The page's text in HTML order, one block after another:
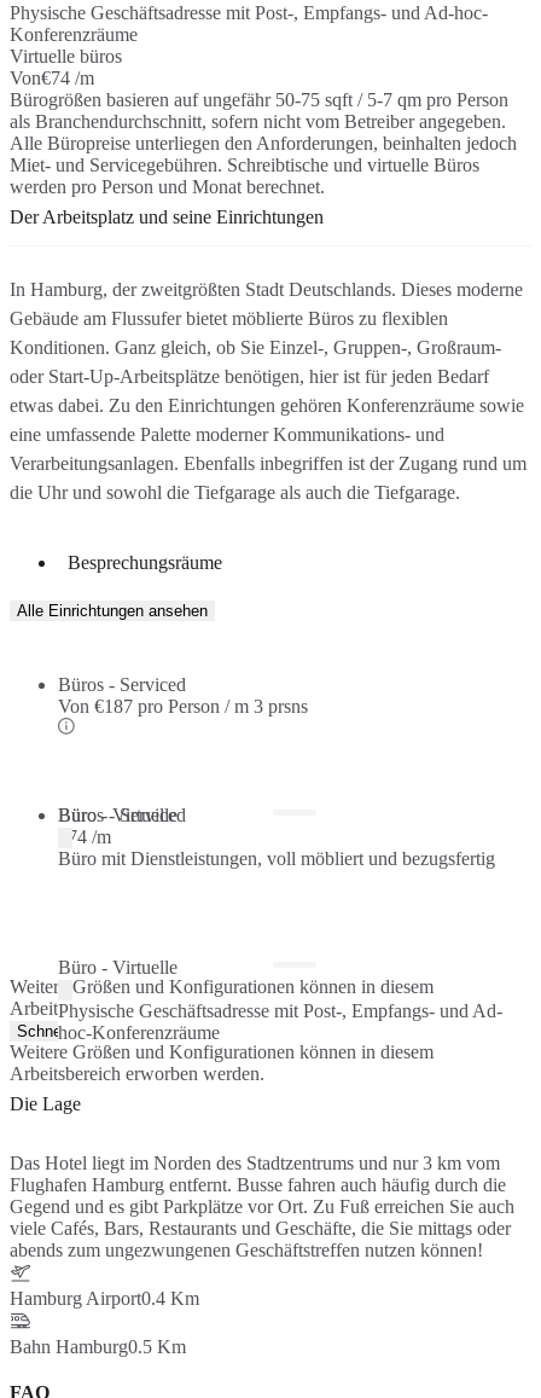
Physische Geschäftsadresse mit Post-, Empfangs- und Ad-hoc-
Konferenzräume
Virtuelle büros
Von€74 /m
Bürogrößen basieren auf ungefähr 50-75 sqft / 5-7 qm pro Person
als Branchendurchschnitt, sofern nicht vom Betreiber angegeben.
Alle Büropreise unterliegen den Anforderungen, beinhalten jedoch
Miet- und Servicegebühren. Schreibtische und virtuelle Büros
werden pro Person und Monat berechnet.
Der Arbeitsplatz und seine Einrichtungen
In Hamburg, der zweitgrößten Stadt Deutschlands. Dieses moderne
Gebäude am Flussufer bietet möblierte Büros zu flexiblen
Konditionen. Ganz gleich, ob Sie Einzel-, Gruppen-, Großraum-
oder Start-Up-Arbeitsplätze benötigen, hier ist für jeden Bedarf
etwas dabei. Zu den Einrichtungen gehören Konferenzräume sowie
eine umfassende Palette moderner Kommunikations- und
Verarbeitungsanlagen. Ebenfalls inbegriffen ist der Zugang rund um
die Uhr und sowohl die Tiefgarage als auch die Tiefgarage.
Besprechungsräume
Alle Einrichtungen ansehen
Büros - Serviced
Von €187 pro Person / m 3 prsns
Büros - Serviced
Büro mit Dienstleistungen, voll möbliert und bezugsfertig
Büro - Virtuelle
€74 /m
Büro - Virtuelle
Physische Geschäftsadresse mit Post-, Empfangs- und Ad-
hoc-Konferenzräume
Weitere Größen und Konfigurationen können in diesem
Arbeitsbereich erworben werden.
Schnellangebot
Weitere Größen und Konfigurationen können in diesem
Arbeitsbereich erworben werden.
Die Lage
Das Hotel liegt im Norden des Stadtzentrums und nur 3 km vom
Flughafen Hamburg entfernt. Busse fahren auch häufig durch die
Gegend und es gibt Parkplätze vor Ort. Zu Fuß erreichen Sie auch
viele Cafés, Bars, Restaurants und Geschäfte, die Sie mittags oder
abends zum ungezwungenen Geschäftstreffen nutzen können!
Hamburg Airport0.4 Km
Bahn Hamburg0.5 Km
FAQ